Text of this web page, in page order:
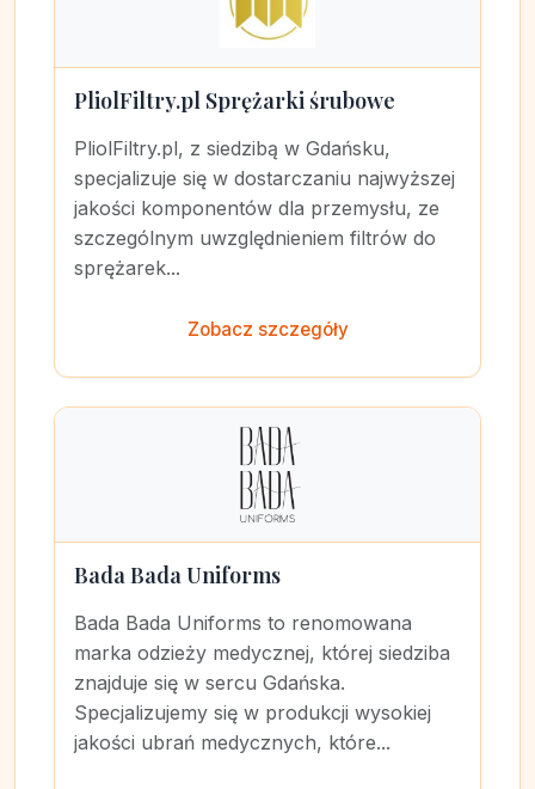
PliolFiltry.pl Sprężarki śrubowe
PliolFiltry.pl, z siedzibą w Gdańsku,
specjalizuje się w dostarczaniu najwyższej
jakości komponentów dla przemysłu, ze
szczególnym uwzględnieniem filtrów do
sprężarek...
Zobacz szczegóły
Bada Bada Uniforms
Bada Bada Uniforms to renomowana
marka odzieży medycznej, której siedziba
znajduje się w sercu Gdańska.
Specjalizujemy się w produkcji wysokiej
jakości ubrań medycznych, które...